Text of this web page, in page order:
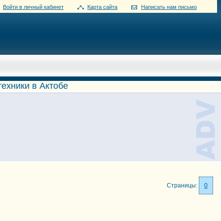
Войти в личный кабинет Карта сайта Написать нам письмо
в Актобе
Страницы: 0